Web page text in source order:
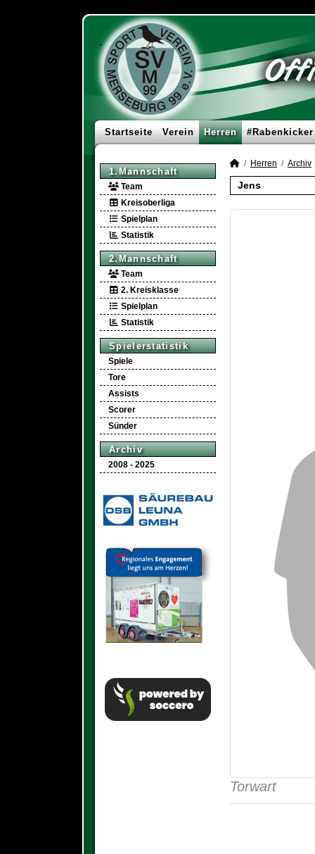
Startseite Verein Herren #Rabenkicker
1.Mannschaft
Team
Kreisoberliga
Spielplan
Statistik
2.Mannschaft
Team
2. Kreisklasse
Spielplan
Statistik
Spielerstatistik
Spiele
Tore
Assists
Scorer
Sünder
Archiv
2008 - 2025
Herren Archiv
Jens
Torwart